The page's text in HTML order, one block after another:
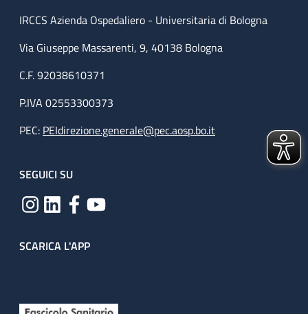
IRCCS Azienda Ospedaliero - Universitaria di Bologna
Via Giuseppe Massarenti, 9, 40138 Bologna
C.F. 92038610371
P.IVA 02553300373
PEC: PEIdirezione.generale@pec.aosp.bo.it
SEGUICI SU
SCARICA L'APP